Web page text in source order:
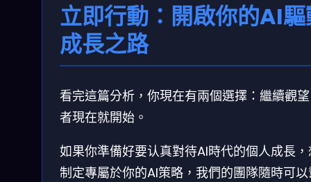
立即行動：開啟你的AI
成長之路
看完這篇分析，你現在有兩個選擇：繼續觀
者現在就開始。
如果你準備好要认真對待AI時代的個人成長
制定專屬於你的AI策略，我們的團隊隨時可